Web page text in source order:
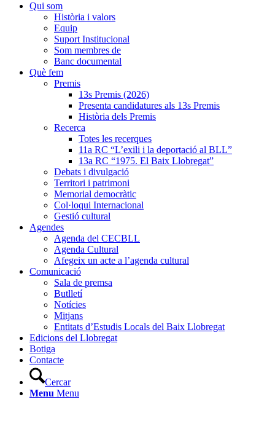
Qui som
Història i valors
Equip
Suport Institucional
Som membres de
Banc documental
Què fem
Premis
13s Premis (2026)
Presenta candidatures als 13s Premis
Història dels Premis
Recerca
Totes les recerques
11a RC “L’exili i la deportació al BLL”
13a RC “1975. El Baix Llobregat”
Debats i divulgació
Territori i patrimoni
Memorial democràtic
Col·loqui Internacional
Gestió cultural
Agendes
Agenda del CECBLL
Agenda Cultural
Afegeix un acte a l’agenda cultural
Comunicació
Sala de premsa
Butlletí
Notícies
Mitjans
Entitats d’Estudis Locals del Baix Llobregat
Edicions del Llobregat
Botiga
Contacte
Cercar
Menu Menu